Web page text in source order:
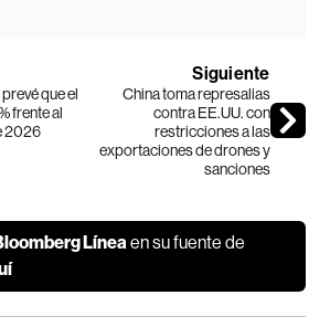
que el
frente al
2026
Siguiente
China toma represalias
contra EE.UU. con
restricciones a las
exportaciones de drones y
sanciones
Línea en su fuente de